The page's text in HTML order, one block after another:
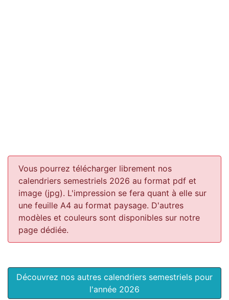
Vous pourrez télécharger librement nos
calendriers semestriels 2026 au format pdf et
image (jpg). L'impression se fera quant à elle sur
une feuille A4 au format paysage. D'autres
modèles et couleurs sont disponibles sur notre
page dédiée.
Découvrez nos autres calendriers semestriels pour
l'année 2026